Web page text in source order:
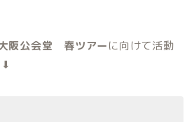
阪公会堂 春ツアーに向けて活動